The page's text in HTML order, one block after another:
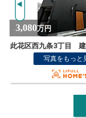
2,580万円
アイズタウン此花
写真をもっと